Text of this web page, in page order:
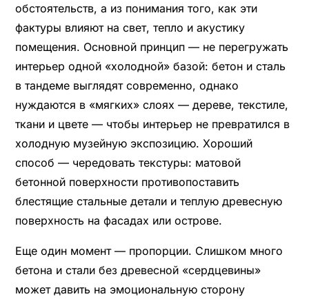
обстоятельств, а из понимания того, как эти
фактуры влияют на свет, тепло и акустику
помещения. Основной принцип — не перегружать
интерьер одной «холодной» базой: бетон и сталь
в тандеме выглядят современно, однако
нуждаются в «мягких» слоях — дереве, текстиле,
ткани и цвете — чтобы интерьер не превратился в
холодную музейную экспозицию. Хороший
способ — чередовать текстуры: матовой
бетонной поверхности противопоставить
блестящие стальные детали и теплую древесную
поверхность на фасадах или острове.
Еще один момент — пропорции. Слишком много
бетона и стали без древесной «сердцевины»
может давить на эмоциональную сторону